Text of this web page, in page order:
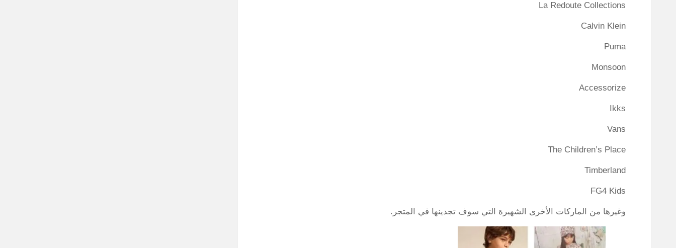
La Redoute Collections
Calvin Klein
Puma
Monsoon
Accessorize
Ikks
Vans
The Children’s Place
Timberland
FG4 Kids
وغيرها من الماركات الأخرى الشهيرة التي سوف تجدينها في المتجر.